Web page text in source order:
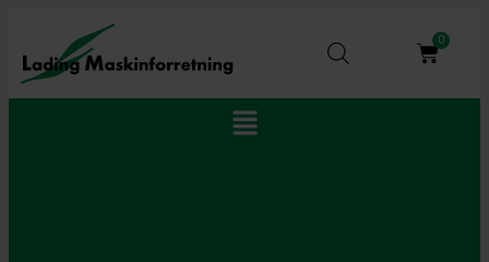
indholdet
0
Kurv
Main
Menu